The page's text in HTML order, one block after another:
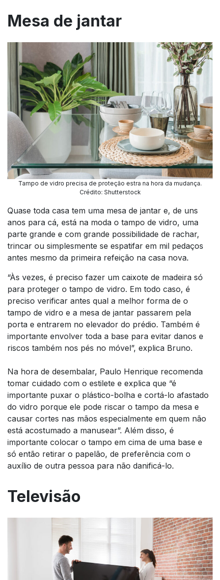
Mesa de jantar
Tampo de vidro precisa de proteção estra na hora da mudança.
Crédito: Shutterstock
Quase toda casa tem uma mesa de jantar e, de uns
anos para cá, está na moda o tampo de vidro, uma
parte grande e com grande possibilidade de rachar,
trincar ou simplesmente se espatifar em mil pedaços
antes mesmo da primeira refeição na casa nova.
“Às vezes, é preciso fazer um caixote de madeira só
para proteger o tampo de vidro. Em todo caso, é
preciso verificar antes qual a melhor forma de o
tampo de vidro e a mesa de jantar passarem pela
porta e entrarem no elevador do prédio. Também é
importante envolver toda a base para evitar danos e
riscos também nos pés no móvel”, explica Bruno.
Na hora de desembalar, Paulo Henrique recomenda
tomar cuidado com o estilete e explica que “é
importante puxar o plástico-bolha e cortá-lo afastado
do vidro porque ele pode riscar o tampo da mesa e
causar cortes nas mãos especialmente em quem não
está acostumado a manusear”. Além disso, é
importante colocar o tampo em cima de uma base e
só então retirar o papelão, de preferência com o
auxílio de outra pessoa para não danificá-lo.
Televisão